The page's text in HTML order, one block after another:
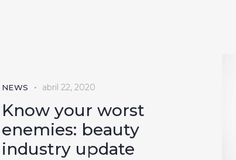
NEWS abril 22, 2020
Know your worst
enemies: beauty
industry update